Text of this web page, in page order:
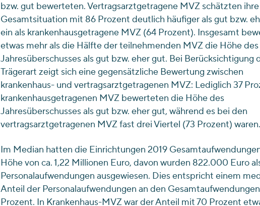
bzw. gut bewerteten. Vertragsarztgetragene MVZ schätzten ihre
Gesamtsituation mit 86 Prozent deutlich häufiger als gut bzw.
ein als krankenhausgetragene MVZ (64 Prozent). Insgesamt
etwas mehr als die Hälfte der teilnehmenden MVZ die Höhe des
Jahresüberschusses als gut bzw. eher gut. Bei Berücksichtigung
Trägerart zeigt sich eine gegensätzliche Bewertung zwischen
krankenhaus- und vertragsarztgetragenen MVZ: Lediglich 37
krankenhausgetragenen MVZ bewerteten die Höhe des
Jahresüberschusses als gut bzw. eher gut, während es bei den
vertragsarztgetragenen MVZ fast drei Viertel (73 Prozent) waren.
Im Median hatten die Einrichtungen 2019
Höhe von ca. 1,22 Millionen Euro, davon wurden 822.000 Euro
Personalaufwendungen ausgewiesen. Dies entspricht einem
Anteil der Personalaufwendungen an den Gesamtaufwendungen
Prozent. In Krankenhaus-MVZ war der Anteil mit 70 Prozent